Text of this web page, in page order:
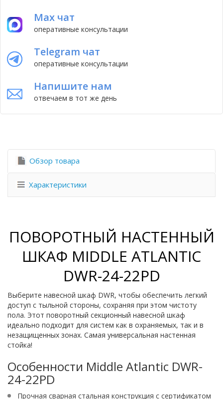
Max чат
оперативные консультации
Telegram чат
оперативные консультации
Напишите нам
отвечаем в тот же день
Обзор товара
Характеристики
ПОВОРОТНЫЙ НАСТЕННЫЙ
ШКАФ MIDDLE ATLANTIC
DWR-24-22PD
Выберите навесной шкаф DWR, чтобы обеспечить легкий
доступ с тыльной стороны, сохраняя при этом чистоту
пола. Этот поворотный секционный навесной шкаф
идеально подходит для систем как в охраняемых, так и в
незащищенных зонах. Самая универсальная настенная
стойка!
Особенности Middle Atlantic DWR-
24-22PD
Прочная сварная стальная конструкция с сертификатом